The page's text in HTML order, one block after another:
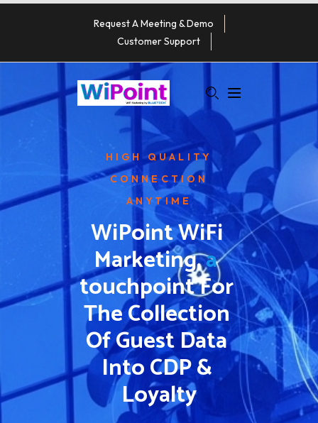
Request A Meeting & Demo
Customer Support
HIGH QUALITY
CONNECTION
ANYTIME
WiPoint WiFi
Marketing, a
Touchpoint For
The Collection
Of Guest Data
Into CDP &
Loyalty